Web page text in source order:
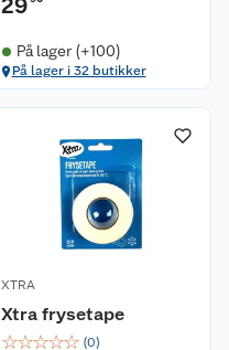
29
På lager (+100)
På lager i 32 butikker
XTRA
Xtra frysetape
☆☆☆☆☆ (0)